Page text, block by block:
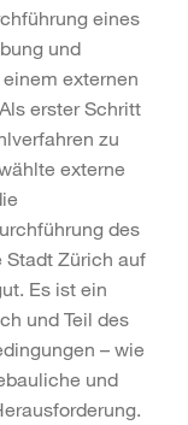
eines
und
externen
erster Schritt
zu
externe
des
Stadt Zürich auf
Es ist ein
und Teil des
– wie
und